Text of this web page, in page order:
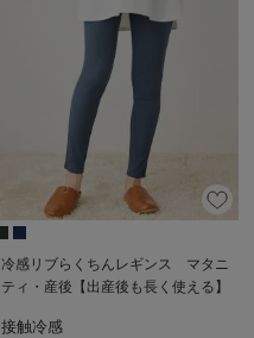
冷感リブらくちんレギンス マタニ
ティ・産後【出産後も長く使える】
接触冷感